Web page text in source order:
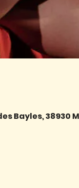
Bayles, 38930